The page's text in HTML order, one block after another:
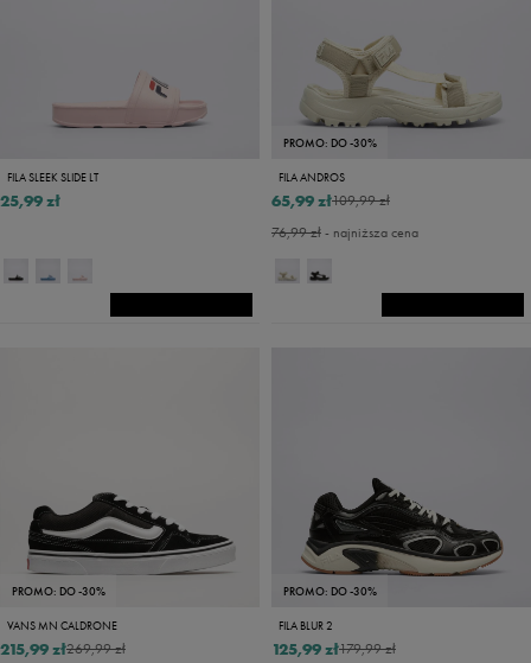
FILA SLEEK SLIDE LT
25,99 zł
PROMO: DO -30%
FILA ANDROS
109,99 zł
65,99 zł
76,99 zł- najniższa cena
PROMO: DO -30%
VANS MN CALDRONE
269,99 zł
215,99 zł
PROMO: DO -30%
FILA BLUR 2
179,99 zł
125,99 zł